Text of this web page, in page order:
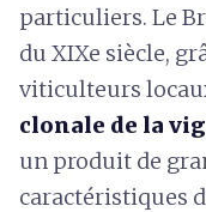
particuliers. Le
du XIXe siècle,
viticulteurs
clonale de la
un produit de
caractéristiques